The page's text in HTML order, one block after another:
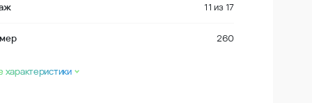
11 из 17
260
характеристики